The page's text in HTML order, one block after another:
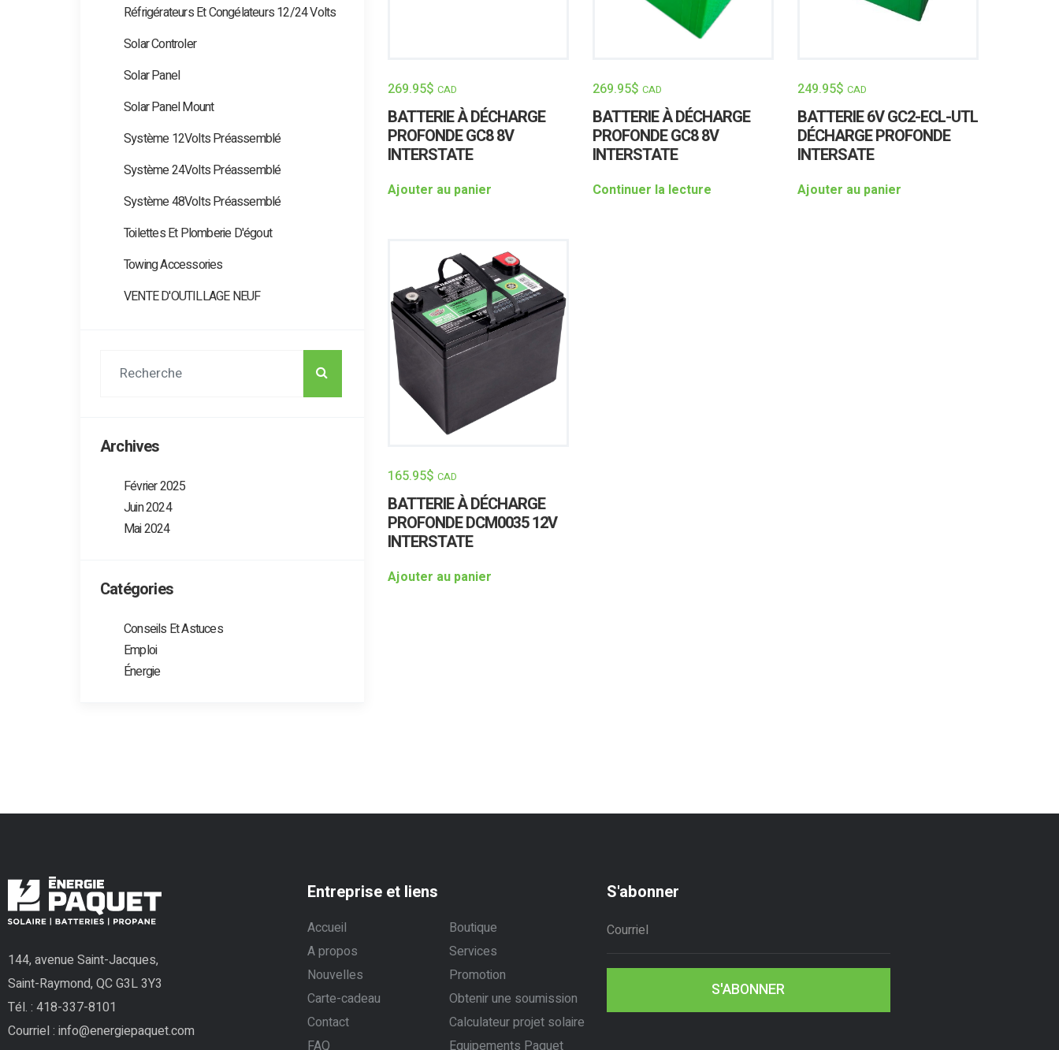
Réfrigérateurs Et Congélateurs 12/24 Volts
Solar Controler
Solar Panel
Solar Panel Mount
Système 12Volts Préassemblé
Système 24Volts Préassemblé
Système 48Volts Préassemblé
Toilettes Et Plomberie D'égout
Towing Accessories
VENTE D'OUTILLAGE NEUF
Archives
Février 2025
Juin 2024
Mai 2024
Catégories
Conseils Et Astuces
Emploi
Énergie
269.95$ CAD
BATTERIE À DÉCHARGE
PROFONDE GC8 8V
INTERSTATE
Ajouter au panier
269.95$ CAD
BATTERIE À DÉCHARGE
PROFONDE GC8 8V
INTERSTATE
Continuer la lecture
249.95$ CAD
BATTERIE 6V GC2-ECL-UTL
DÉCHARGE PROFONDE
INTERSATE
Ajouter au panier
165.95$ CAD
BATTERIE À DÉCHARGE
PROFONDE DCM0035 12V
INTERSTATE
Ajouter au panier
144, avenue Saint-Jacques,
Saint-Raymond, QC G3L 3Y3
Tél. : 418-337-8101
Courriel : info@energiepaquet.com
Entreprise et liens
Accueil
Boutique
A propos
Services
Nouvelles
Promotion
Carte-cadeau
Obtenir une soumission
Contact
Calculateur projet solaire
FAQ
Equipements Paquet
S'abonner
S'ABONNER